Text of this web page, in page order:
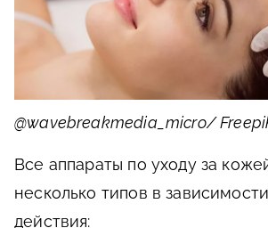
@wavebreakmedia_micro/
Все аппараты по уходу за
несколько типов в
действия: